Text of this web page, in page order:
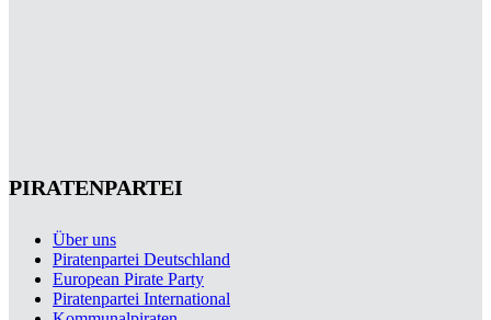
PIRATENPARTEI
Über uns
Piratenpartei Deutschland
European Pirate Party
Piratenpartei International